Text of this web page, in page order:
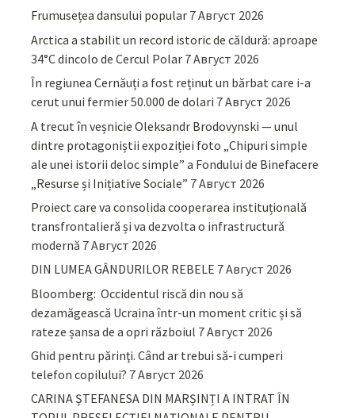
Frumusețea dansului popular 7 Август 2026
Arctica a stabilit un record istoric de căldură: aproape
34°C dincolo de Cercul Polar 7 Август 2026
În regiunea Cernăuți a fost reținut un bărbat care i-a
cerut unui fermier 50.000 de dolari 7 Август 2026
A trecut în veșnicie Oleksandr Brodovynski — unul
dintre protagoniștii expoziției foto „Chipuri simple
ale unei istorii deloc simple” a Fondului de Binefacere
„Resurse și Inițiative Sociale” 7 Август 2026
Proiect care va consolida cooperarea instituțională
transfrontalieră și va dezvolta o infrastructură
modernă 7 Август 2026
DIN LUMEA GÂNDURILOR REBELE 7 Август 2026
Bloomberg: Occidentul riscă din nou să
dezamăgească Ucraina într-un moment critic și să
rateze șansa de a opri războiul 7 Август 2026
Ghid pentru părinţi. Când ar trebui să-i cumperi
telefon copilului? 7 Август 2026
CARINA ȘTEFANESA DIN MARȘINȚI A INTRAT ÎN